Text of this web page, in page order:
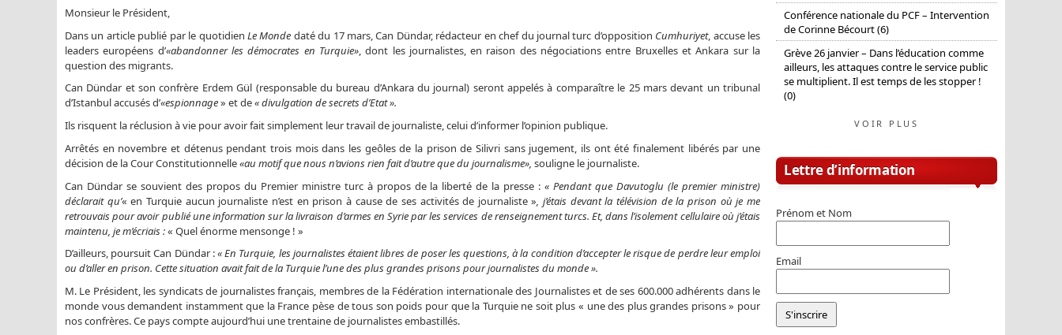
Monsieur le Président,
Dans un article publié par le quotidien Le Monde daté du 17 mars, Can Dündar, rédacteur en chef du journal turc d’opposition Cumhuriyet, accuse les
leaders européens d’«abandonner les démocrates en Turquie», dont les journalistes, en raison des négociations entre Bruxelles et Ankara sur la
question des migrants.
Can Dündar et son confrère Erdem Gül (responsable du bureau d’Ankara du journal) seront appelés à comparaître le 25 mars devant un tribunal
d’Istanbul accusés d’«espionnage» et de« divulgation de secrets d’Etat ».
Ils risquent la réclusion à vie pour avoir fait simplement leur travail de journaliste, celui d’informer l’opinion publique.
Arrêtés en novembre et détenus pendant trois mois dans les geôles de la prison de Silivri sans jugement, ils ont été finalement libérés par une
décision de la Cour Constitutionnelle«au motif que nous n’avions rien fait d’autre que du journalisme», souligne le journaliste.
Can Dündar se souvient des propos du Premier ministre turc à propos de la liberté de la presse :« Pendant que Davutoglu (le premier ministre)
déclarait qu’« en Turquie aucun journaliste n’est en prison à cause de ses activités de journaliste » , j’étais devant la télévision de la prison où je me
retrouvais pour avoir publié une information sur la livraison d’armes en Syrie par les services de renseignement turcs. Et, dans l’isolement cellulaire où j’étais
maintenu, je m’écriais :« Quel énorme mensonge ! »
D’ailleurs, poursuit Can Dündar :« En Turquie, les journalistes étaient libres de poser les questions, à la condition d’accepter le risque de perdre leur emploi
ou d’aller en prison. Cette situation avait fait de la Turquie l’une des plus grandes prisons pour journalistes du monde ».
M. Le Président, les syndicats de journalistes français, membres de la Fédération internationale des Journalistes et de ses 600.000 adhérents dans le
monde vous demandent instamment que la France pèse de tous son poids pour que la Turquie ne soit plus « une des plus grandes prisons » pour
nos confrères. Ce pays compte aujourd’hui une trentaine de journalistes embastillés.
Conférence nationale du PCF – Intervention
de Corinne Bécourt (6)
Grève 26 janvier – Dans l’éducation comme
ailleurs, les attaques contre le service public
se multiplient. Il est temps de les stopper !
(0)
VOIR PLUS
Lettre d’information
Prénom et Nom
Email